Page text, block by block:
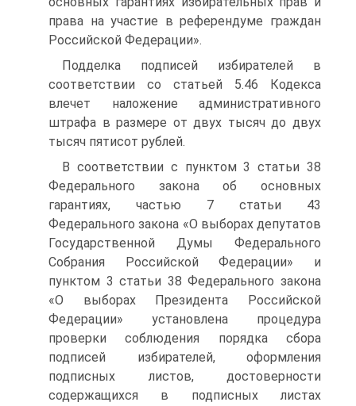
права на участие в референдуме граждан
Российской Федерации».
Подделка подписей избирателей в
соответствии со статьей 5.46 Кодекса
влечет наложение административного
штрафа в размере от двух тысяч до двух
тысяч пятисот рублей.
В соответствии с пунктом 3 статьи 38
Федерального закона об основных
гарантиях, частью 7 статьи 43
Федерального закона «О выборах депутатов
Государственной Думы Федерального
Собрания Российской Федерации» и
пунктом 3 статьи 38 Федерального закона
«О выборах Президента Российской
Федерации» установлена процедура
проверки соблюдения порядка сбора
подписей избирателей, оформления
подписных листов, достоверности
содержащихся в подписных листах